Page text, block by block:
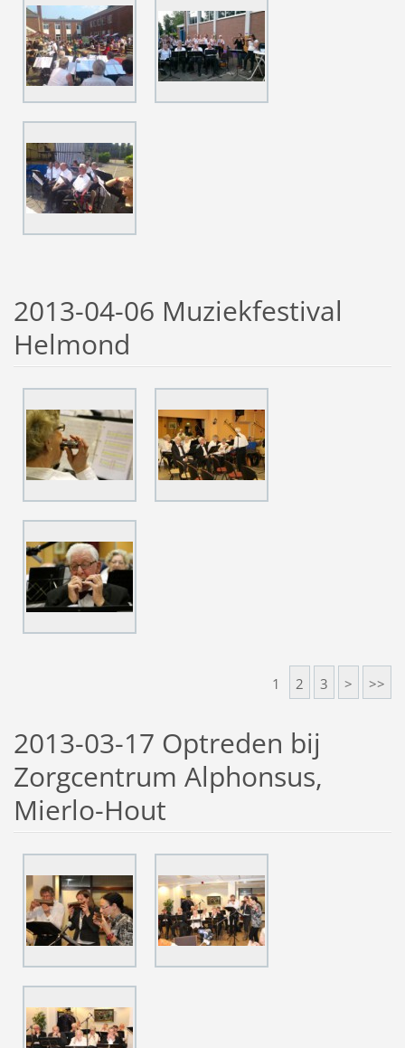
2013-04-06 Muziekfestival
Helmond
1 2 3 > >>
2013-03-17 Optreden bij
Zorgcentrum Alphonsus,
Mierlo-Hout